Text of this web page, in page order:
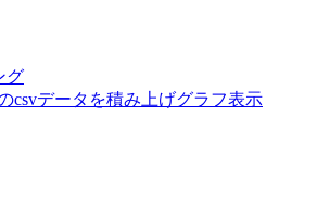
グ
csvデータを積み上げグラフ表示